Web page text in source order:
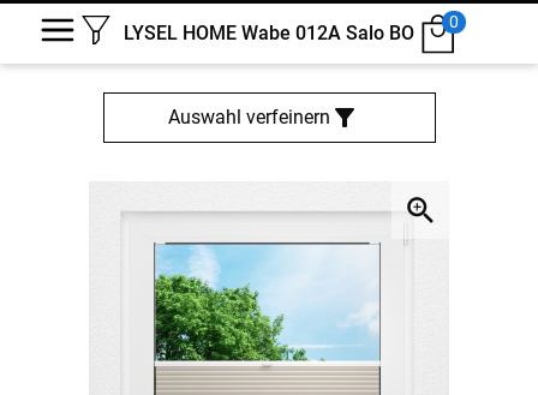
LYSEL HOME Wabe 012A Salo BO
0
Auswahl verfeinern